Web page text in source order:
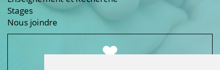
Stages
Nous joindre